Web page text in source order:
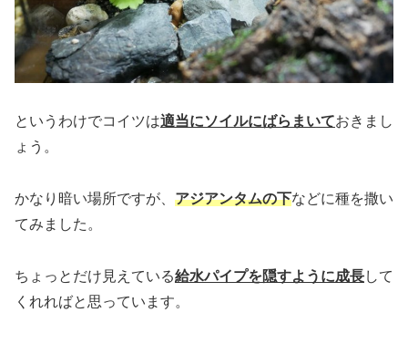
というわけでコイツは適当にソイルにばらまいておきまし
ょう。
かなり暗い場所ですが、 アジアンタムの下などに種を撒い
てみました。
ちょっとだけ見えている給水パイプを隠すように成長して
くれればと思っています。